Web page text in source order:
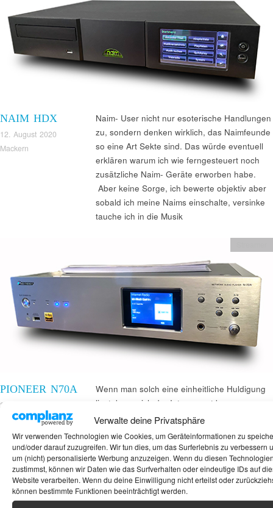
Verwalte deine Privatsphäre
Wir verwenden Technologien wie Cookies, um Geräteinformationen zu
und/oder darauf zuzugreifen. Wir tun dies, um das Surferlebnis zu verbessern
um (nicht) personalisierte Werbung anzuzeigen. Wenn du diesen
zustimmst, können wir Daten wie das Surfverhalten oder eindeutige IDs auf
Website verarbeiten. Wenn du deine Einwilligung nicht erteilst oder
können bestimmte Funktionen beeinträchtigt werden.
NAIM HDX
12. August 2020
Mackern
Naim- User nicht nur esoterische Handlungen
zu, sondern denken wirklich, das Naimfeunde
so eine Art Sekte sind. Das würde eventuell
erklären warum ich wie ferngesteuert noch
zusätzliche Naim- Geräte erworben habe.
Aber keine Sorge, ich bewerte objektiv aber
sobald ich meine Naims einschalte, versinke
tauche ich in die Musik
PIONEER N70A
25. März 2020
Mackern
Wenn man solch eine einheitliche Huldigung
liest, kann sich der Interessent kaum
entziehen und erwirbt sich solch ein Gerät.
Wie die meisten meiner Leser Wissen, bin ich
absolut Analog gepolt aber im Zeitalter von
Apple- Musik, Spotify, Tidal und Co kann sich
kaum dem Fortschritt entziehen. Und ganz
unter uns: Wer einmal im Genuss von Spotify
ist, der hört Schallplatte und CDs nur noch für